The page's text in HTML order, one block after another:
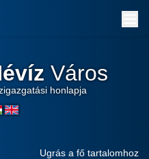
Város
honlapja
Ugrás a fő tartalomhoz